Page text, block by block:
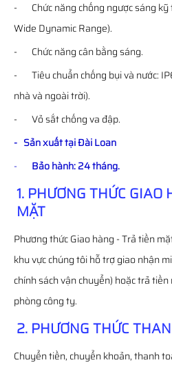
- Chức năng chống ngược sáng kỹ
Wide Dynamic Range).
- Chức năng cân bằng sáng.
- Tiêu chuẩn chống bụi và nước:
nhà và ngoài trời).
- Vỏ sắt chống va đập.
- Sản xuất tại Đài Loan
- Bảo hành: 24 tháng.
1. PHƯƠNG THỨC
MẶT
Phương thức Giao hàng - Trả tiền
khu vực chúng tôi hỗ trợ giao nhận
chính sách vận chuyển) hoặc trả
phòng công ty.
2. PHƯƠNG THỨC
Chuyển tiền, chuyển khoản, thanh